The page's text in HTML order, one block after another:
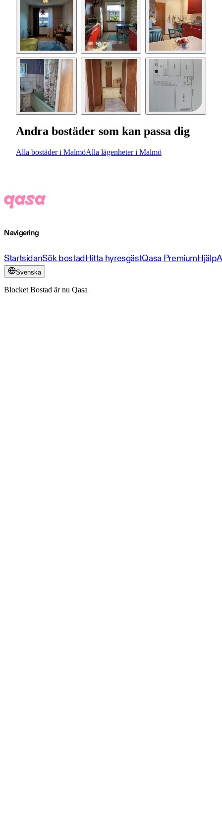
Andra bostäder som kan passa dig
Alla bostäder i MalmöAlla lägenheter i Malmö
Navigering
StartsidanSök bostadHitta hyresgästQasa PremiumHjälp
Svenska
Blocket Bostad är nu Qasa